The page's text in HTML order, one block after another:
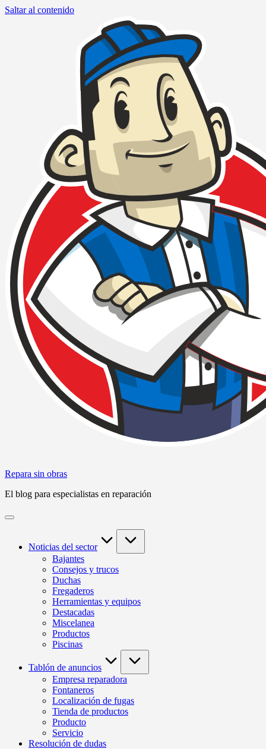
Saltar al contenido
Repara sin obras
El blog para especialistas en reparación
Noticias del sector
Bajantes
Consejos y trucos
Duchas
Fregaderos
Herramientas y equipos
Destacadas
Miscelanea
Productos
Piscinas
Tablón de anuncios
Empresa reparadora
Fontaneros
Localización de fugas
Tienda de productos
Producto
Servicio
Resolución de dudas